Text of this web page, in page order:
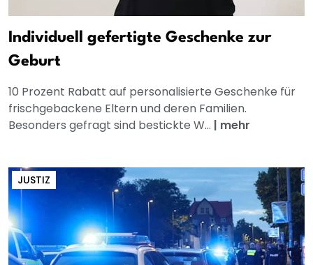
Individuell gefertigte Geschenke zur
Geburt
10 Prozent Rabatt auf personalisierte Geschenke für
frischgebackene Eltern und deren Familien.
Besonders gefragt sind bestickte W... | mehr
JUSTIZ